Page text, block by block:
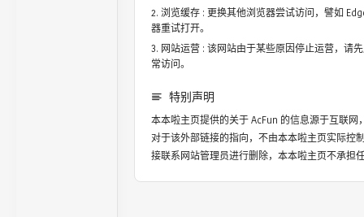
浏览缓存 : 更换其他浏览器尝试访问，譬如
器重试打开。
网站运营 : 该网站由于某些原因停止运营，请
常访问。
特别声明
本本啦主页提供的关于AcFun 的信息源于互联网
对于该外部链接的指向，不由本本啦主页实际控
接联系网站管理员进行删除，本本啦主页不承担